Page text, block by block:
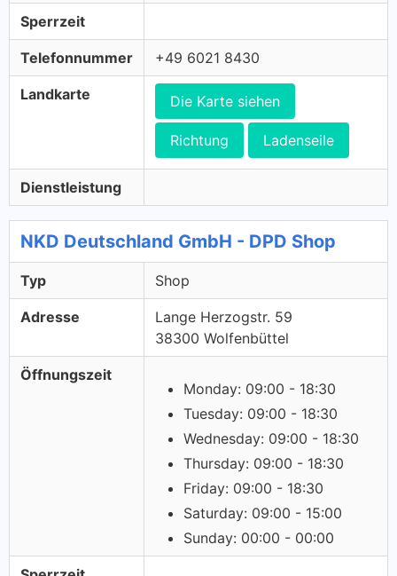
Sperrzeit
Telefonnummer +49 6021 8430
Landkarte Die Karte siehen
Richtung Ladenseile
Dienstleistung
NKD Deutschland GmbH - DPD Shop
Typ Shop
Adresse
Lange Herzogstr. 59
38300 Wolfenbüttel
Öffnungszeit
Monday: 09:00 - 18:30
Tuesday: 09:00 - 18:30
Wednesday: 09:00 - 18:30
Thursday: 09:00 - 18:30
Friday: 09:00 - 18:30
Saturday: 09:00 - 15:00
Sunday: 00:00 - 00:00